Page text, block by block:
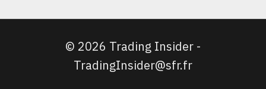
© 2026 Trading Insider -
TradingInsider@sfr.fr